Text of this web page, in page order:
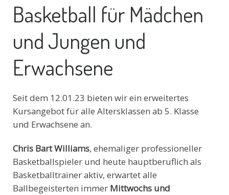
Basketball für Mädchen
und Jungen und
Erwachsene
Seit dem 12.01.23 bieten wir ein erweitertes
Kursangebot für alle Altersklassen ab 5. Klasse
und Erwachsene an.
Chris Bart Williams, ehemaliger professioneller
Basketballspieler und heute hauptberuflich als
Basketballtrainer aktiv, erwartet alle
Ballbegeisterten immer Mittwochs und